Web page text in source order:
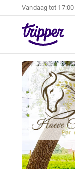
Vandaag tot 17:00